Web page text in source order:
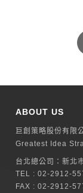
ABOUT US
巨創策略股份有限
Greatest Idea
台北總公司：新北
TEL :02-2912-
FAX : 02-2912-